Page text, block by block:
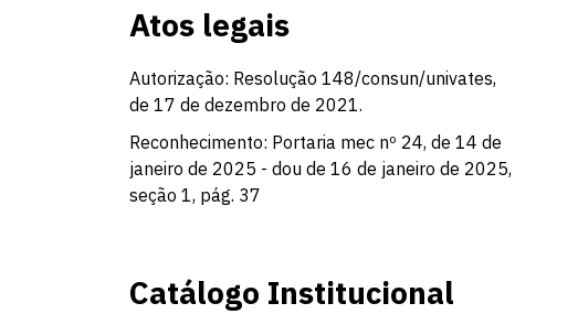
Atos legais
Autorização: Resolução 148/consun/univates,
de 17 de dezembro de 2021.
Reconhecimento: Portaria mec nº 24, de 14 de
janeiro de 2025 - dou de 16 de janeiro de 2025,
seção 1, pág. 37
Catálogo Institucional